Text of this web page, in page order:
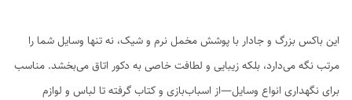
این باکس بزرگ و جادار با پوشش مخمل نرم و شیک، نه تنها وسایل شما را
مرتب نگه می‌دارد، بلکه زیبایی و لطافت خاصی به دکور اتاق می‌بخشد. مناسب
برای نگهداری انواع وسایل—از اسباب‌بازی و کتاب گرفته تا لباس و لوازم